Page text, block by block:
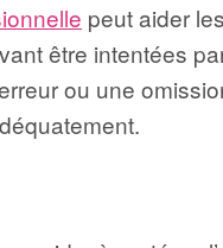
peut aider
être intentées
ou une